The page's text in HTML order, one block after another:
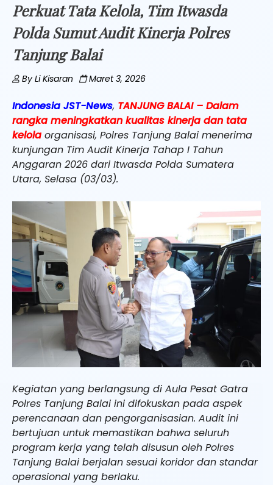
Perkuat Tata Kelola, Tim Itwasda
Polda Sumut Audit Kinerja Polres
Tanjung Balai
ByLi Kisaran Maret 3, 2026
Indonesia JST-News, TANJUNG BALAI – Dalam
rangka meningkatkan kualitas kinerja dan tata
kelola organisasi, Polres Tanjung Balai menerima
kunjungan Tim Audit Kinerja Tahap I Tahun
Anggaran 2026 dari Itwasda Polda Sumatera
Utara, Selasa (03/03).
Kegiatan yang berlangsung di Aula Pesat Gatra
Polres Tanjung Balai ini difokuskan pada aspek
perencanaan dan pengorganisasian. Audit ini
bertujuan untuk memastikan bahwa seluruh
program kerja yang telah disusun oleh Polres
Tanjung Balai berjalan sesuai koridor dan standar
operasional yang berlaku.